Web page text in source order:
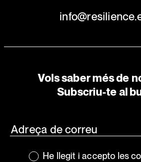
Vols saber més de
Subscriu-te al
He llegit i accepto les